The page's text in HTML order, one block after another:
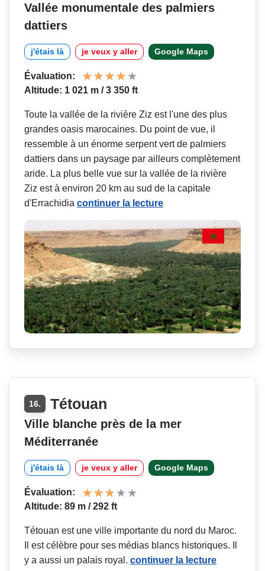
Vallée monumentale des palmiers
dattiers
j'étais là je veux y aller Google Maps
Évaluation:
Altitude: 1 021 m / 3 350 ft
Toute la vallée de la rivière Ziz est l'une des plus
grandes oasis marocaines. Du point de vue, il
ressemble à un énorme serpent vert de palmiers
dattiers dans un paysage par ailleurs complètement
aride. La plus belle vue sur la vallée de la rivière
Ziz est à environ 20 km au sud de la capitale
d'Errachidia continuer la lecture
16. Tétouan
Ville blanche près de la mer
Méditerranée
j'étais là je veux y aller Google Maps
Évaluation:
Altitude: 89 m / 292 ft
Tétouan est une ville importante du nord du Maroc.
Il est célèbre pour ses médias blancs historiques. Il
y a aussi un palais royal. continuer la lecture